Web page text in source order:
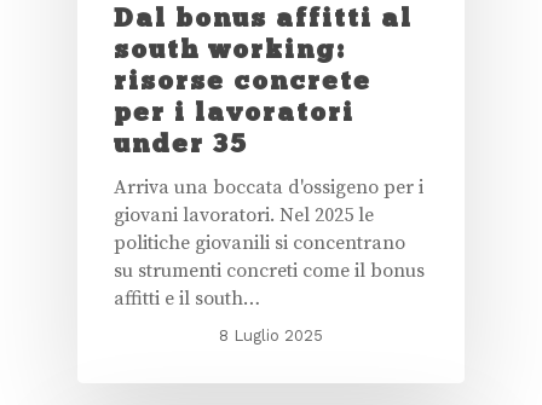
Dal bonus affitti al
south working:
risorse concrete
per i lavoratori
under 35
Arriva una boccata d'ossigeno per i
giovani lavoratori. Nel 2025 le
politiche giovanili si concentrano
su strumenti concreti come il bonus
affitti e il south…
8 Luglio 2025